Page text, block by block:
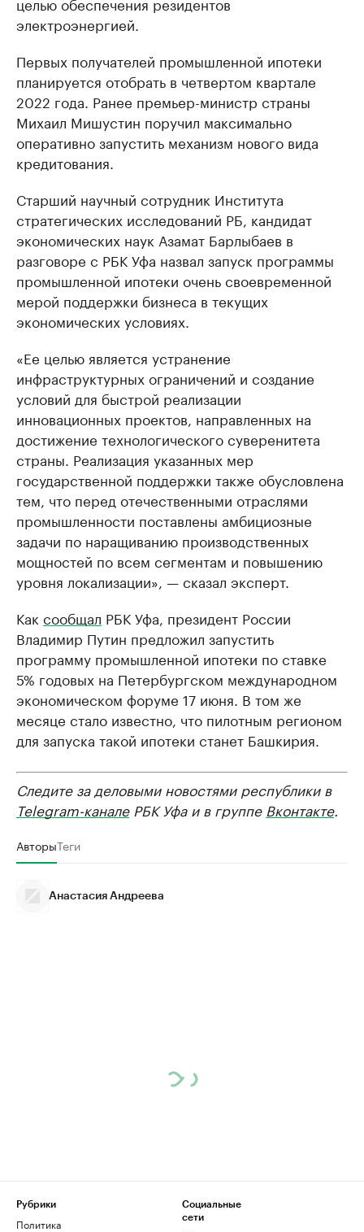
электроэнергией.
Первых получателей промышленной ипотеки
планируется отобрать в четвертом квартале
2022 года. Ранее премьер-министр страны
Михаил Мишустин поручил максимально
оперативно запустить механизм нового вида
кредитования.
Старший научный сотрудник Института
стратегических исследований РБ, кандидат
экономических наук Азамат Барлыбаев в
разговоре с РБК Уфа назвал запуск программы
промышленной ипотеки очень своевременной
мерой поддержки бизнеса в текущих
экономических условиях.
«Ее целью является устранение
инфраструктурных ограничений и создание
условий для быстрой реализации
инновационных проектов, направленных на
достижение технологического суверенитета
страны. Реализация указанных мер
государственной поддержки также обусловлена
тем, что перед отечественными отраслями
промышленности поставлены амбициозные
задачи по наращиванию производственных
мощностей по всем сегментам и повышению
уровня локализации», — сказал эксперт.
Как сообщал РБК Уфа, президент России
Владимир Путин предложил запустить
программу промышленной ипотеки по ставке
5% годовых на Петербургском международном
экономическом форуме 17 июня. В том же
месяце стало известно, что пилотным регионом
для запуска такой ипотеки станет Башкирия.
Следите за деловыми новостями республики в
Telegram-каналеРБК Уфа и в группе Вконтакте.
АвторыТеги
Анастасия Андреева
Рубрики
Политика
Социальные
сети